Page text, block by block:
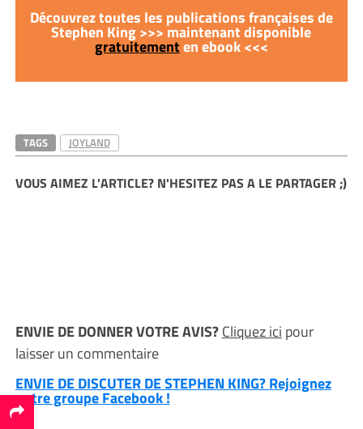
Découvrez toutes les publications françaises de
Stephen King >>> maintenant disponible
gratuitementen ebook <<<
TAGS JOYLAND
VOUS AIMEZ L'ARTICLE? N'HESITEZ PAS A LE PARTAGER ;)
ENVIE DE DONNER VOTRE AVIS?Cliquez ici pour
laisser un commentaire
ENVIE DE DISCUTER DE STEPHEN KING? Rejoignez
notre groupe Facebook !